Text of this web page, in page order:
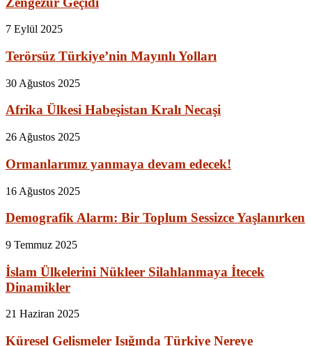
7 Eylül 2025
Terörsüz Türkiye’nin Mayınlı Yolları
30 Ağustos 2025
Afrika Ülkesi Habeşistan Kralı Necaşi
26 Ağustos 2025
Ormanlarımız yanmaya devam edecek!
16 Ağustos 2025
Demografik Alarm: Bir Toplum Sessizce Yaşlanırken
9 Temmuz 2025
İslam Ülkelerini Nükleer Silahlanmaya İtecek
Dinamikler
21 Haziran 2025
Küresel Gelişmeler Işığında Türkiye Nereye